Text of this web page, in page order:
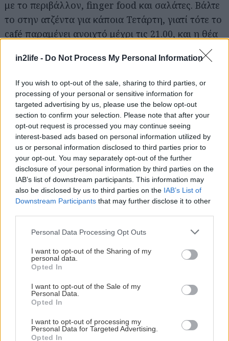
in2life - Do Not Process My Personal Information
If you wish to opt-out of the sale, sharing to third parties, or
processing of your personal or sensitive information for
targeted advertising by us, please use the below opt-out
section to confirm your selection. Please note that after your
opt-out request is processed you may continue seeing
interest-based ads based on personal information utilized by
us or personal information disclosed to third parties prior to
your opt-out. You may separately opt-out of the further
disclosure of your personal information by third parties on the
IAB’s list of downstream participants. This information may
also be disclosed by us to third parties on the IAB’s List of
Downstream Participants that may further disclose it to other
Please note that this website/app uses one or more Google
not limited to your visit or usage behaviour. You may click to
grant or deny consent to Google and its third-party tags to
use your data for below specified purposes in below Google
consent section.
Personal Data Processing Opt Outs
I want to opt-out of the Sharing of my
personal data.
Opted In
I want to opt-out of the Sale of my
Personal Data.
Opted In
I want to opt-out of processing my
Personal Data for Targeted Advertising.
Opted In
με το περιβάλλον, finger food και σαλάτες. Βάλτε
το στην ατζέντα για κάποια Τετάρτη, γιατί τότε το
café παραμένει ανοιχτό μέχρι τις 21.00, και η θέα
Μουσείου Φυσικής Ιστορίας Γουλανδρή
Μία από τις καλύτερες
γαστριμαργικές
προτάσεις σε αθηναϊκό
μουσείο, το εστιατόριο
Αμμωνίτες της
Κηφισιάς δεν παύει να
μας εκπλήσσει.
Οργανικές πρώτες ύλες
αποτελούν την βάση
επάνω στην οποία
χτίζεται ένα μενού που επιμένει μεσογειακά, ενώ
πρόσφατα εγκαινιάστηκε η συνεργασία με το
Χριστοφιλέα.
Ο χώρος κινείται στα γήινα χρώματα που
αρμόζουν σε ένα μουσείο φυσικής ιστορίας. Την